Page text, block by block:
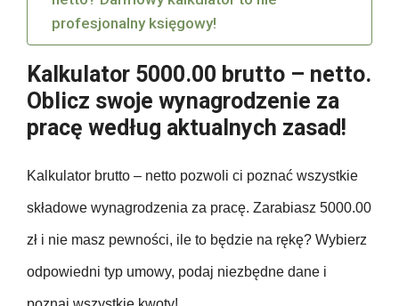
profesjonalny księgowy!
Kalkulator 5000.00 brutto – netto.
Oblicz swoje wynagrodzenie za
pracę według aktualnych zasad!
Kalkulator brutto – netto pozwoli ci poznać wszystkie
składowe wynagrodzenia za pracę. Zarabiasz 5000.00
zł i nie masz pewności, ile to będzie na rękę? Wybierz
odpowiedni typ umowy, podaj niezbędne dane i